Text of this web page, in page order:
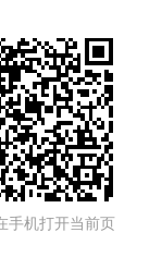
手机打开当前页